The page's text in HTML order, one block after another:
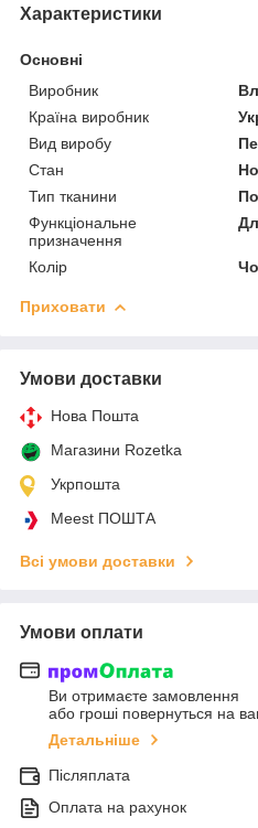
Характеристики
Основні
Виробник
Країна виробник
Вид виробу
Стан
Тип тканини
Функціональне
призначення
Колір
Приховати
Умови доставки
Нова Пошта
Магазини Rozetka
Укрпошта
Meest ПОШТА
Всі умови доставки
Умови оплати
Ви отримаєте замовлення
або гроші повернуться на
Детальніше
Післяплата
Оплата на рахунок